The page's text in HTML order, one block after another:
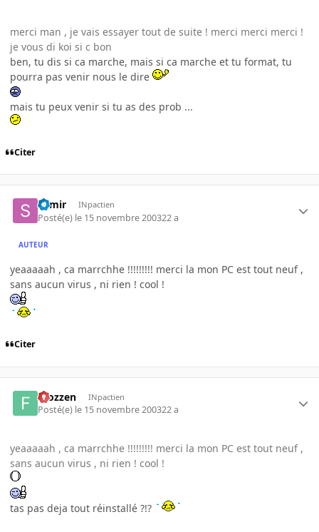
merci man , je vais essayer tout de suite ! merci merci merci !
je vous di koi si c bon
ben, tu dis si ca marche, mais si ca marche et tu format, tu
pourra pas venir nous le dire
mais tu peux venir si tu as des prob ...
Citer
Samir INpactien
Posté(e) le 15 novembre 200322 a
AUTEUR
yeaaaaah , ca marrchhe !!!!!!!!! merci la mon PC est tout neuf ,
sans aucun virus , ni rien ! cool !
Citer
Frozzen INpactien
Posté(e) le 15 novembre 200322 a
yeaaaaah , ca marrchhe !!!!!!!!! merci la mon PC est tout neuf ,
sans aucun virus , ni rien ! cool !
tas pas deja tout réinstallé ?!?